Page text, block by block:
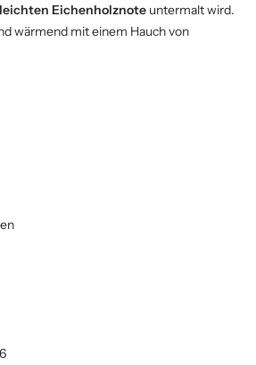
Eichenholznote untermalt wird.
wärmend mit einem Hauch von